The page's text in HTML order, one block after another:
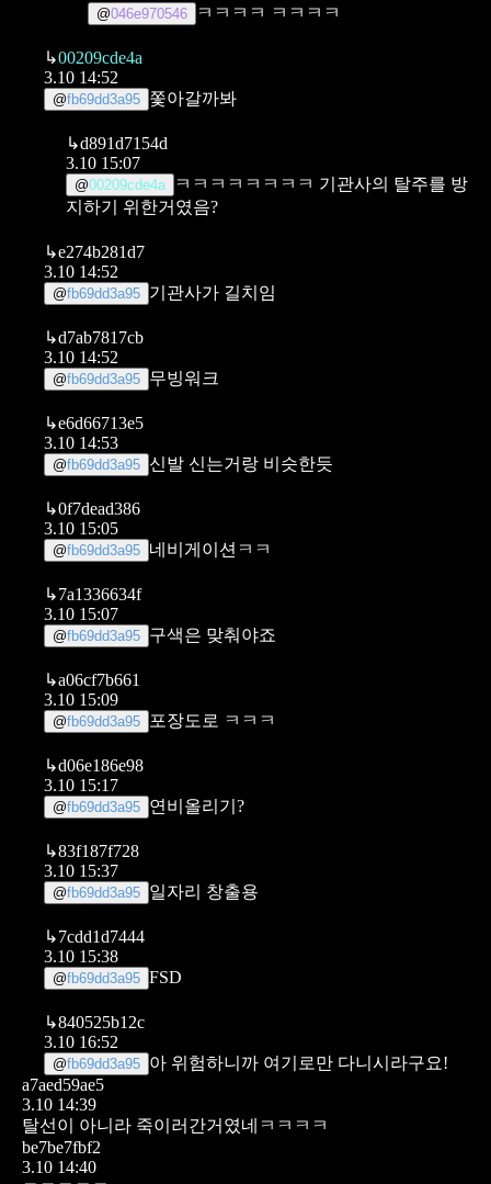
@046e970546 ㅋㅋㅋㅋ ㅋㅋㅋㅋ
↳00209cde4a
3.10 14:52
@fb69dd3a95 쫓아갈까봐
↳d891d7154d
3.10 15:07
@00209cde4a
ㅋㅋㅋㅋㅋㅋㅋㅋ 기관사의 탈주를 방
지하기 위한거였음?
↳e274b281d7
3.10 14:52
@fb69dd3a95 기관사가 길치임
↳d7ab7817cb
3.10 14:52
@fb69dd3a95 무빙워크
↳e6d66713e5
3.10 14:53
@fb69dd3a95 신발 신는거랑 비슷한듯
↳0f7dead386
3.10 15:05
@fb69dd3a95 네비게이션ㅋㅋ
↳7a1336634f
3.10 15:07
@fb69dd3a95 구색은 맞춰야죠
↳a06cf7b661
3.10 15:09
@fb69dd3a95 포장도로 ㅋㅋㅋ
↳d06e186e98
3.10 15:17
@fb69dd3a95 연비올리기?
↳83f187f728
3.10 15:37
@fb69dd3a95 일자리 창출용
↳7cdd1d7444
3.10 15:38
@fb69dd3a95 FSD
↳840525b12c
3.10 16:52
@fb69dd3a95 아 위험하니까 여기로만 다니시라구요!
a7aed59ae5
3.10 14:39
탈선이 아니라 죽이러간거였네ㅋㅋㅋㅋ
be7be7fbf2
3.10 14:40